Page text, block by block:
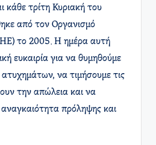
κάθε τρίτη Κυριακή του
από τον Οργανισμό
το 2005. Η ημέρα αυτή
ευκαιρία για να θυμηθούμε
να τιμήσουμε τις
την απώλεια και να
πρόληψης και